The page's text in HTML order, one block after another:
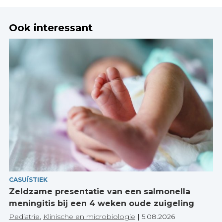
Ook interessant
CASUÏSTIEK
Zeldzame presentatie van een salmonella
meningitis bij een 4 weken oude zuigeling
Pediatrie, Klinische en microbiologie | 5.08.2026